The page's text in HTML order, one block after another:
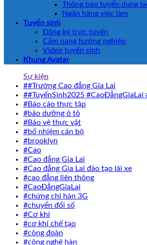
Thông báo tuyển dụng
Ngân hàng việc làm
Tuyển sinh
Đăng ký trực tuyến
Cẩm nang hướng nghiệp
Video tuyển sinh
Khung Avatar
Sự kiện
##Trường Cao đẳng Gia Lai
##TuyểnSinh2025 #CaoĐẳngGiaLai
#Báo cáo thực tập
#bảo dưỡng ô tô
#Bảo vệ thực vật
#bổ nhiệm cán bộ
#brooklyn
#Cao
#Cao đẳng Gia Lai
#Cao đẳng Gia Lai đào tạo lái xe
#cao đẳng liên thông
#CaoĐẳngGiaLai
#chứng chỉ hàn 3G
#chuyển đổi số
#Cơ khí
#cơ khí chế tạo
#công đoàn
#công nghệ hàn